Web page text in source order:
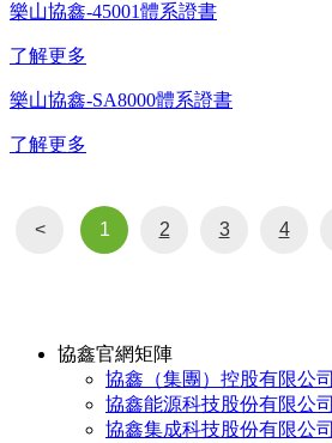
樂山協鑫-45001體系證書
了解更多
樂山協鑫-SA8000體系證書
了解更多
< 1 2 3 4
協鑫官網矩陣
協鑫（集團）控股有限公司
協鑫能源科技股份有限公司
協鑫集成科技股份有限公司